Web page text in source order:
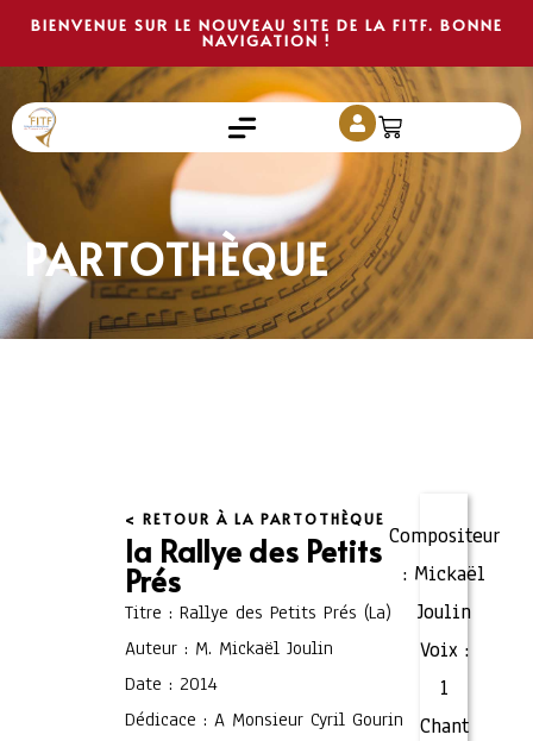
BIENVENUE SUR LE NOUVEAU SITE DE LA FITF. BONNE
NAVIGATION !
PARTOTHÈQUE
< RETOUR À LA PARTOTHÈQUE
la Rallye des Petits
Prés
Titre : Rallye des Petits Prés (La)
Auteur : M. Mickaël Joulin
Date : 2014
Dédicace : A Monsieur Cyril Gourin
Compositeur
: Mickaël
Joulin
Voix :
1
Chant